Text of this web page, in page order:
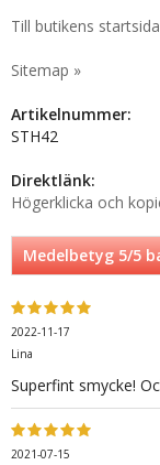
Till butikens
Sitemap »
Artikelnummer:
STH42
Direktlänk:
Högerklicka och
Medelbetyg5/5
2022-11-17
Lina
Superfint smycke!
2021-07-15